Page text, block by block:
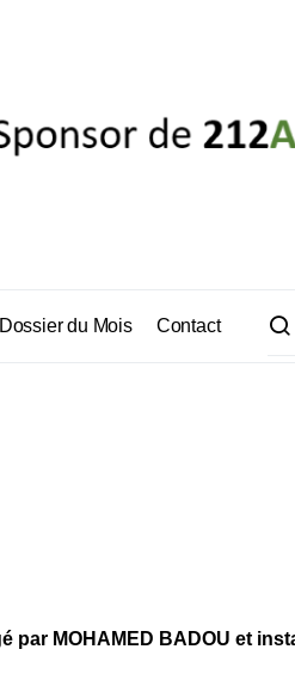
Dossier du Mois Contact
par MOHAMED BADOU et